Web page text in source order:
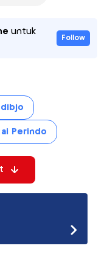
untuk
Follow
Perindo